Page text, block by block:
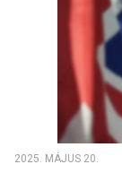
2025. MÁJUS 20.